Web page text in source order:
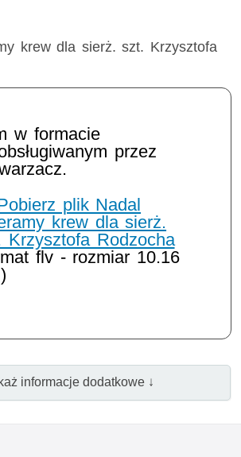
krew dla sierż. szt. Krzysztofa
w formacie
przez
plik Nadal
krew dla sierż.
Krzysztofa Rodzocha
flv - rozmiar 10.16
informacje dodatkowe ↓